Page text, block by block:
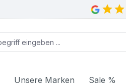
Unsere Marken Sale %